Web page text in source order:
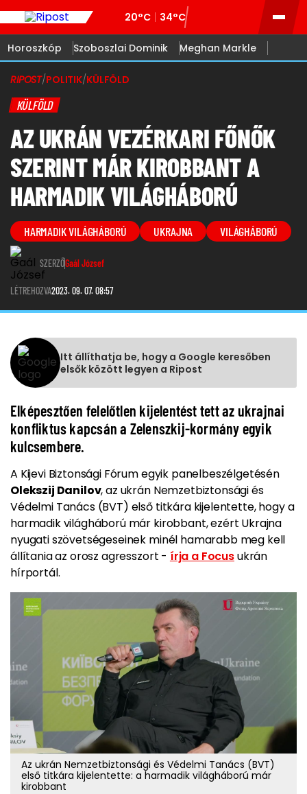
20°C 34°C
Horoszkóp Szoboszlai Dominik Meghan Markle
RIPOST/POLITIK/KÜLFÖLD
KÜLFÖLD
AZ UKRÁN VEZÉRKARI FŐNŐK
SZERINT MÁR KIROBBANT A
HARMADIK VILÁGHÁBORÚ
HARMADIK VILÁGHÁBORÚ UKRAJNA VILÁGHÁBORÚ
SZERZŐGaál József
LÉTREHOZVA2023. 09. 07. 08:57
Itt állíthatja be, hogy a Google keresőben
elsők között legyen a Ripost
Elképesztően felelőtlen kijelentést tett az ukrajnai
konfliktus kapcsán a Zelenszkij-kormány egyik
kulcsembere.
A Kijevi Biztonsági Fórum egyik panelbeszélgetésén
Olekszij Danilov, az ukrán Nemzetbiztonsági és
Védelmi Tanács (BVT) első titkára kijelentette, hogy a
harmadik világháború már kirobbant, ezért Ukrajna
nyugati szövetségeseinek minél hamarabb meg kell
állítania az orosz agresszort - írja a Focusukrán
hírportál.
Az ukrán Nemzetbiztonsági és Védelmi Tanács (BVT)
első titkára kijelentette: a harmadik világháború már
kirobbant